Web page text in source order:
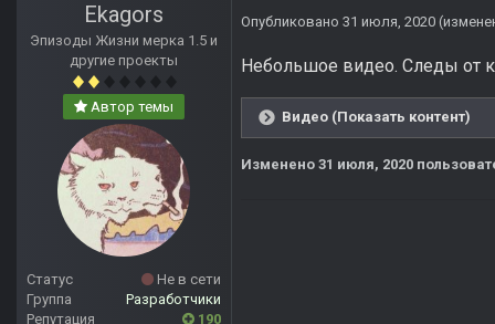
Ekagors
Эпизоды Жизни мерка 1.5 и
другие проекты
Автор темы
Статус
Не в сети
Группа
Разработчики
Репутация
190
Опубликовано 31 июля, 2020
Небольшое видео. Следы от
Видео (Показать контент)
Изменено 31 июля, 2020